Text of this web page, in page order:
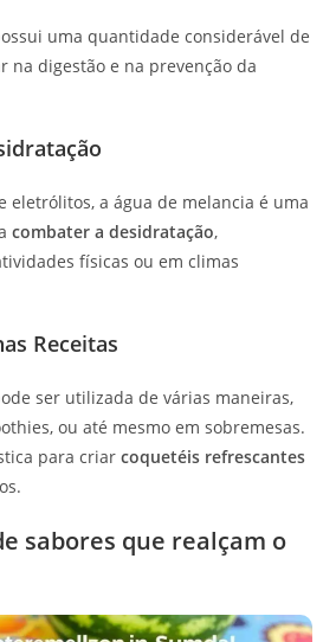
uma quantidade considerável de
na digestão e na prevenção da
eletrólitos, a água de melancia é uma
combater a desidratação,
físicas ou em climas
Receitas
ser utilizada de várias maneiras,
ou até mesmo em sobremesas.
para criar coquetéis refrescantes
sabores que realçam o